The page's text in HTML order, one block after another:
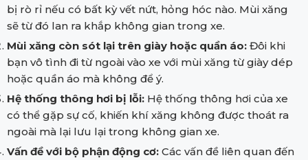
bị rò rỉ nếu có bất kỳ vết nứt, hỏng hóc nào. Mùi xăng
sẽ từ đó lan ra khắp không gian trong xe.
Mùi xăng còn sót lại trên giày hoặc quần áo: Đôi khi
bạn vô tình đi từ ngoài vào xe với mùi xăng từ giày dép
hoặc quần áo mà không để ý.
Hệ thống thông hơi bị lỗi: Hệ thống thông hơi của xe
có thể gặp sự cố, khiến khí xăng không được thoát ra
ngoài mà lại lưu lại trong không gian xe.
Vấn đề với bộ phận động cơ: Các vấn đề liên quan đến